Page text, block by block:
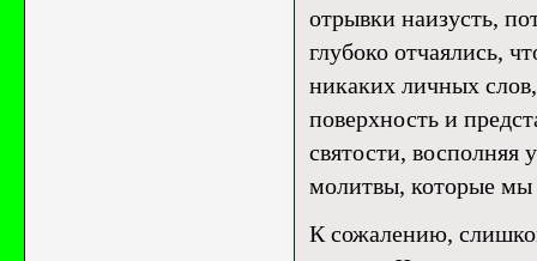
отрывки наизусть,
глубоко отчаялись,
никаких личных
поверхность и
святости, восполняя
молитвы, которые мы
К сожалению,